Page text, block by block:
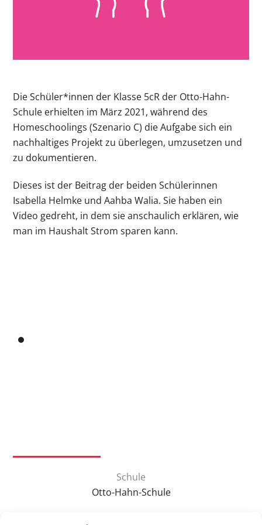
Die Schüler*innen der Klasse 5cR der Otto-Hahn-
Schule erhielten im März 2021, während des
Homeschoolings (Szenario C) die Aufgabe sich ein
nachhaltiges Projekt zu überlegen, umzusetzen und
zu dokumentieren.
Dieses ist der Beitrag der beiden Schülerinnen
Isabella Helmke und Aahba Walia. Sie haben ein
Video gedreht, in dem sie anschaulich erklären, wie
man im Haushalt Strom sparen kann.
Schule
Otto-Hahn-Schule